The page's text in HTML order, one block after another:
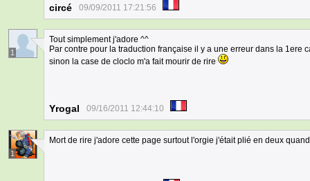
circé 09/09/2011 17:21:56
1
Tout simplement j'adore ^^
Par contre pour la traduction française il y a une erreur dans la 1ere
sinon la case de cloclo m'a fait mourir de rire
Yrogal 09/16/2011 12:44:10
1
Mort de rire j'adore cette page surtout l'orgie j'était plié en deux